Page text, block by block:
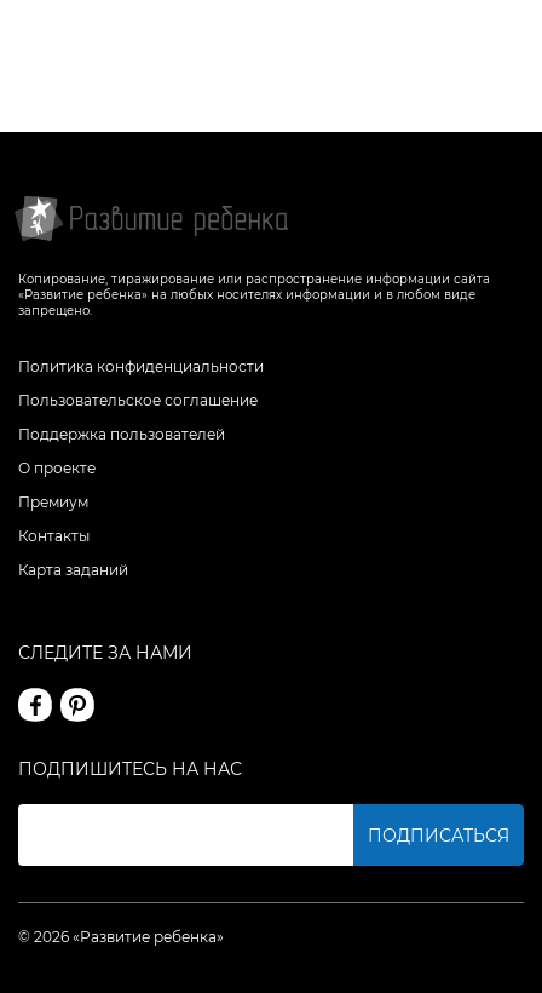
Копирование, тиражирование или распространение информации сайта
«Развитие ребенка» на любых носителях информации и в любом виде
запрещено.
Политика конфиденциальности
Пользовательское соглашение
Поддержка пользователей
О проекте
Премиум
Контакты
Карта заданий
СЛЕДИТЕ ЗА НАМИ
ПОДПИШИТЕСЬ НА НАС
ПОДПИСАТЬСЯ
© 2026 «Развитие ребенка»